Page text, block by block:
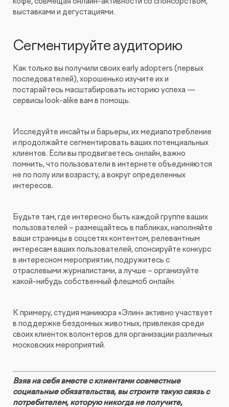
выставками и дегустациями.
Сегментируйте аудиторию
Как только вы получили своих early adopters (первых
последователей), хорошенько изучите их и
постарайтесь масштабировать историю успеха —
сервисы look-alike вам в помощь.
Исследуйте инсайты и барьеры, их медиапотребление
и продолжайте сегментировать ваших потенциальных
клиентов. Если вы продвигаетесь онлайн, важно
помнить, что пользователи в интернете объединяются
не по полу или возрасту, а вокруг определенных
интересов.
Будьте там, где интересно быть каждой группе ваших
пользователей – размещайтесь в пабликах, наполняйте
ваши страницы в соцсетях контентом, релевантным
интересам ваших пользователей, спонсируйте конкурс
в интересном мероприятии, подружитесь с
отраслевыми журналистами, а лучше – организуйте
какой-нибудь собственный флешмоб онлайн.
К примеру, студия маникюра «Элин» активно участвует
в поддержке бездомных животных, привлекая среди
своих клиенток волонтеров для организации различных
московских мероприятий.
Взяв на себя вместе с клиентами совместные
социальные обязательства, вы строите такую связь с
потребителем, которую никогда не получите,